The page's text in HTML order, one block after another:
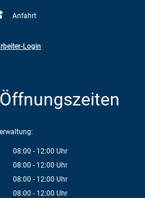
Anfahrt
Login
08:00 - 12:00 Uhr
Von 08:00 bis 12:00 Uhr
08:00 - 12:00 Uhr
Von 08:00 bis 12:00 Uhr
08:00 - 12:00 Uhr
Von 08:00 bis 12:00 Uhr
08:00 - 12:00 Uhr